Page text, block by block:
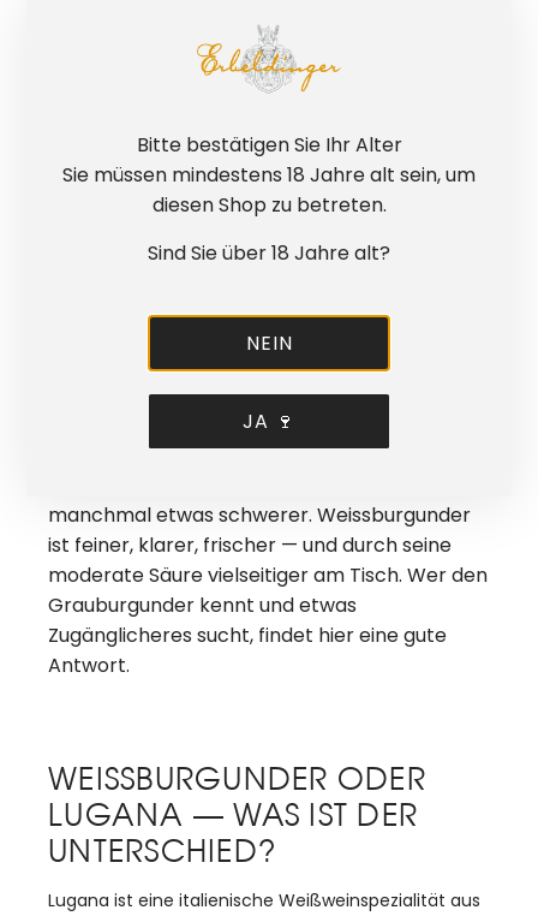
Für alle, die einen zuverlässigen Weißwein
suchen, ohne lange nachdenken zu müssen.
polarisiert nicht, er überzeugt. Auch wer Wein
nicht täglich trinkt, ist mit diesem hier auf der
sicheren Seite.
WAS IST DER UNTERSCHIED
ZWISCHEN
WEISSBURGUNDER UND
GRAUBURGUNDER?
manchmal etwas schwerer. Weissburgunder
ist feiner, klarer, frischer — und durch seine
moderate Säure vielseitiger am Tisch. Wer den
Grauburgunder kennt und etwas
Zugänglicheres sucht, findet hier eine gute
Antwort.
WEISSBURGUNDER ODER
LUGANA — WAS IST DER
UNTERSCHIED?
Lugana ist eine italienische Weißweinspezialität aus
Bitte bestätigen Sie Ihr Alter
Sie müssen mindestens 18 Jahre alt sein, um
diesen Shop zu betreten.
Sind Sie über 18 Jahre alt?
NEIN
JA 🍷